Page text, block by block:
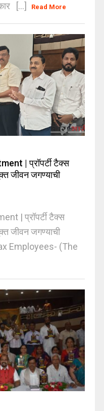
[...]
Read More
| प्रॉपर्टी टैक्स
जीवन जगण्याची
| प्रॉपर्टी टैक्स
जीवन जगण्याची
Employees- (The